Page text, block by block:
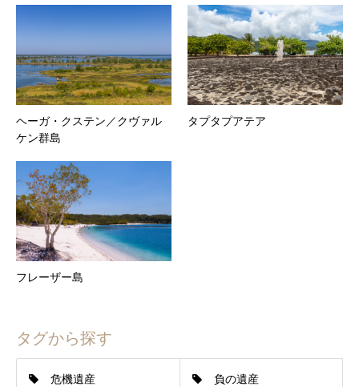
ヘーガ・クステン／クヴァル
ケン群島
タプタプアテア
フレーザー島
タグから探す
危機遺産 負の遺産